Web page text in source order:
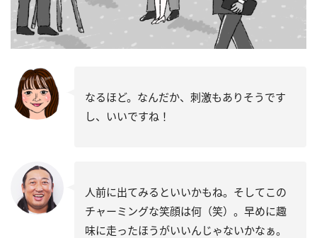
なるほど。なんだか、刺激もありそうです
し、いいですね！
人前に出てみるといいかもね。そしてこの
チャーミングな笑顔は何（笑）。早めに趣
味に走ったほうがいいんじゃないかなぁ。